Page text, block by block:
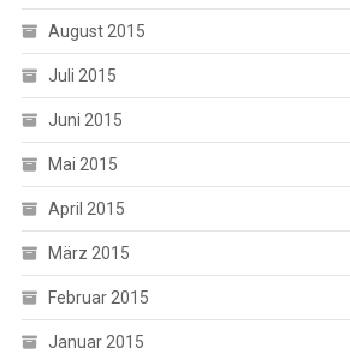
August 2015
Juli 2015
Juni 2015
Mai 2015
April 2015
März 2015
Februar 2015
Januar 2015